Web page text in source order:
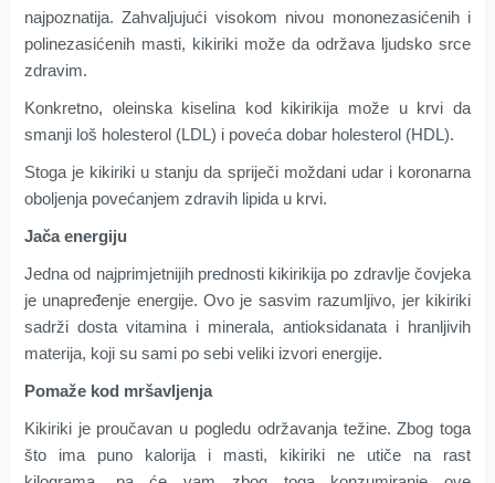
najpoznatija. Zahvaljujući visokom nivou mononezasićenih i
polinezasićenih masti, kikiriki može da održava ljudsko srce
zdravim.
Konkretno, oleinska kiselina kod kikirikija može u krvi da
smanji loš holesterol (LDL) i poveća dobar holesterol (HDL).
Stoga je kikiriki u stanju da spriječi moždani udar i koronarna
oboljenja povećanjem zdravih lipida u krvi.
Jača energiju
Jedna od najprimjetnijih prednosti kikirikija po zdravlje čovjeka
je unapređenje energije. Ovo je sasvim razumljivo, jer kikiriki
sadrži dosta vitamina i minerala, antioksidanata i hranljivih
materija, koji su sami po sebi veliki izvori energije.
Pomaže kod mršavljenja
Kikiriki je proučavan u pogledu održavanja težine. Zbog toga
što ima puno kalorija i masti, kikiriki ne utiče na rast